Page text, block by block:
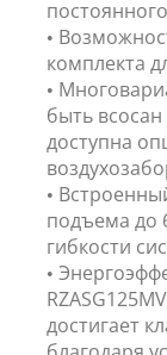
•
комплекта
•
быть
доступна
•
подъема до
гибкости
•
достигает